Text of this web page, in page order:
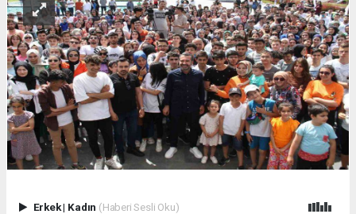
Erkek| Kadın (Haberi Sesli Oku)